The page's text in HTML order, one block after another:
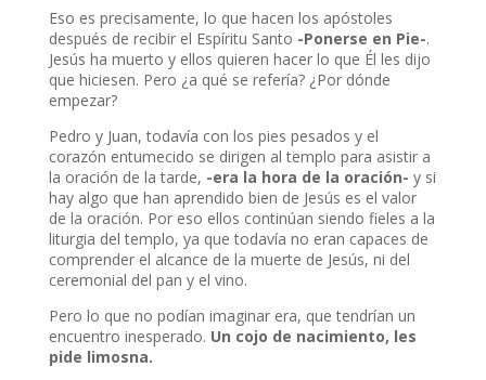
Eso es precisamente, lo que hacen los apóstoles
después de recibir el Espíritu Santo -Ponerse en Pie-.
Jesús ha muerto y ellos quieren hacer lo que Él les dijo
que hiciesen. Pero ¿a qué se refería? ¿Por dónde
empezar?
Pedro y Juan, todavía con los pies pesados y el
corazón entumecido se dirigen al templo para asistir a
la oración de la tarde, -era la hora de la oración- y si
hay algo que han aprendido bien de Jesús es el valor
de la oración. Por eso ellos continúan siendo fieles a la
liturgia del templo, ya que todavía no eran capaces de
comprender el alcance de la muerte de Jesús, ni del
ceremonial del pan y el vino.
Pero lo que no podían imaginar era, que tendrían un
encuentro inesperado. Un cojo de nacimiento, les
pide limosna.